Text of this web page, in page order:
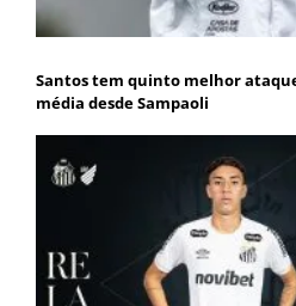
Santos tem quinto melhor
média desde Sampaoli